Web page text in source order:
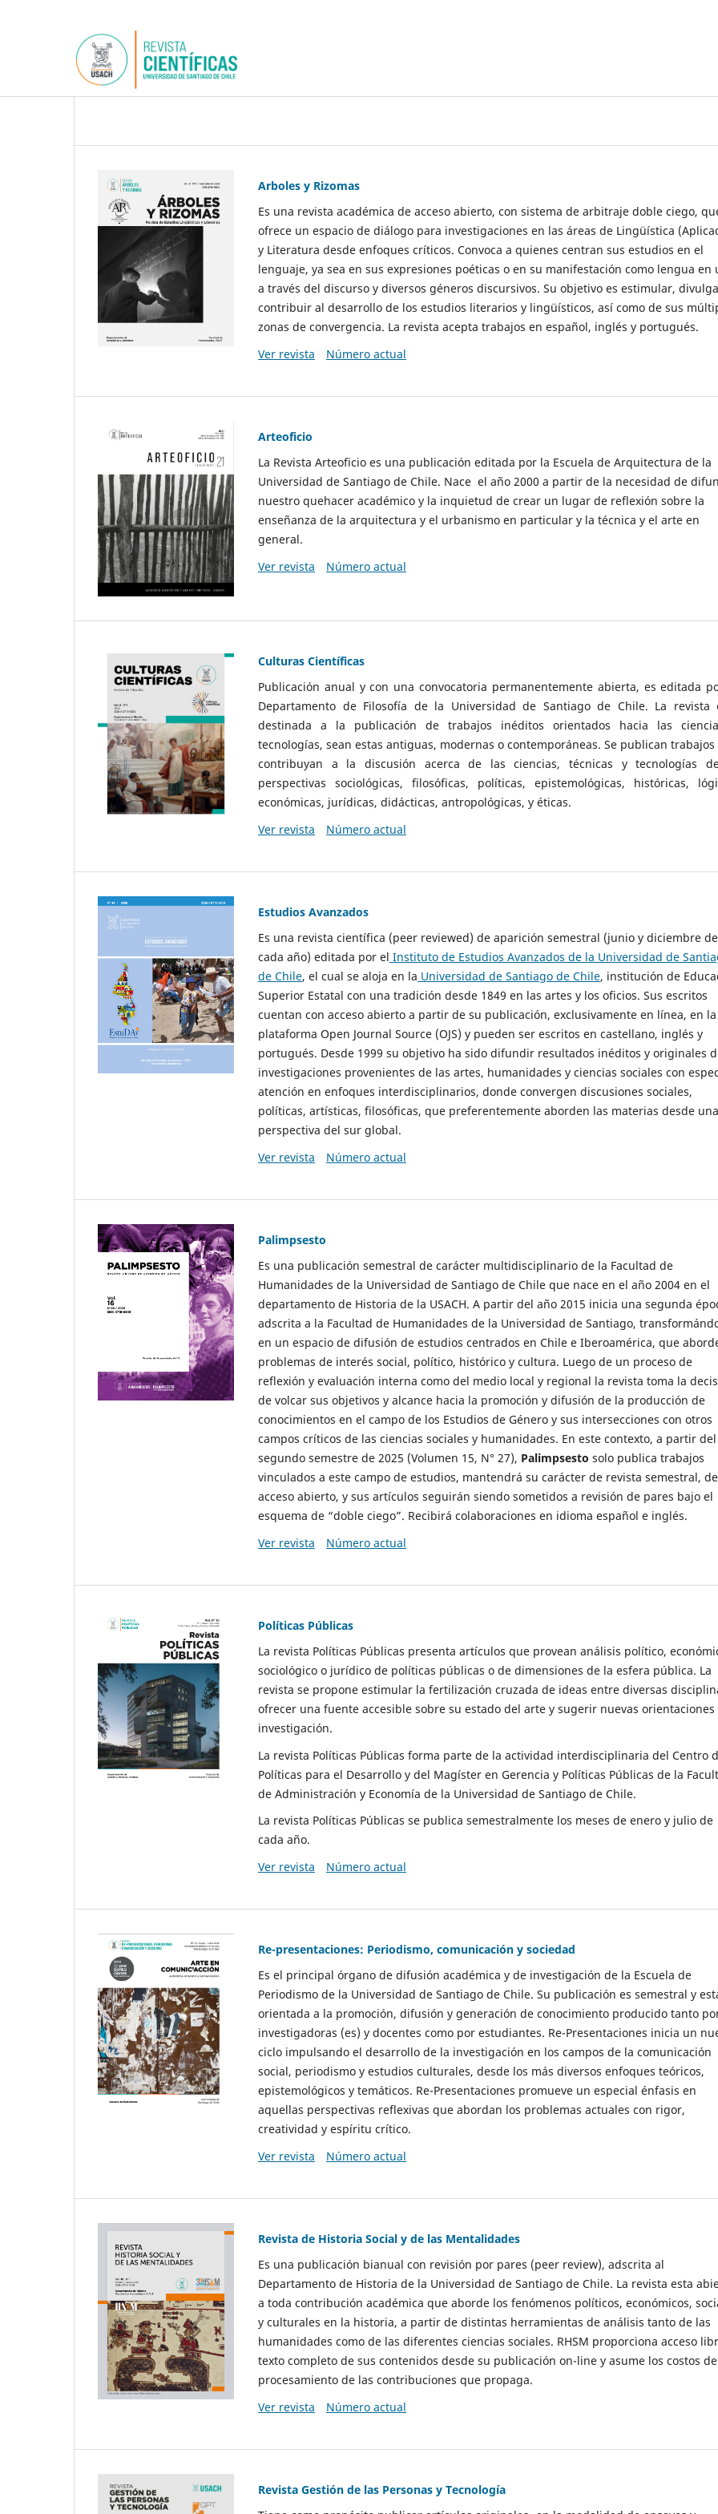
Arboles y Rizomas
Es una revista académica de acceso abierto, con sistema de arbitraje doble ciego,
ofrece un espacio de diálogo para investigaciones en las áreas de Lingüística
y Literatura desde enfoques críticos. Convoca a quienes centran sus estudios en el
lenguaje, ya sea en sus expresiones poéticas o en su manifestación como lengua en
a través del discurso y diversos géneros discursivos. Su objetivo es estimular,
contribuir al desarrollo de los estudios literarios y lingüísticos, así como de sus
zonas de convergencia. La revista acepta trabajos en español, inglés y portugués.
Ver revista
Número actual
Arteoficio
La Revista Arteoficio es una publicación editada por la Escuela de Arquitectura de la
Universidad de Santiago de Chile. Nace el año 2000 a partir de la necesidad de
nuestro quehacer académico y la inquietud de crear un lugar de reflexión sobre la
enseñanza de la arquitectura y el urbanismo en particular y la técnica y el arte en
general.
Ver revista
Número actual
Culturas Científicas
Publicación anual y con una convocatoria permanentemente abierta, es editada
Departamento de Filosofía de la Universidad de Santiago de Chile. La revista
destinada a la publicación de trabajos inéditos orientados hacia las
tecnologías, sean estas antiguas, modernas o contemporáneas. Se publican
contribuyan a la discusión acerca de las ciencias, técnicas y tecnologías
perspectivas sociológicas, filosóficas, políticas, epistemológicas, históricas,
económicas, jurídicas, didácticas, antropológicas, y éticas.
Ver revista
Número actual
Estudios Avanzados
Es una revista científica (peer reviewed) de aparición semestral (junio y diciembre de
cada año) editada por el Instituto de Estudios Avanzados de la Universidad de
de Chile, el cual se aloja en la Universidad de Santiago de Chile, institución de
Superior Estatal con una tradición desde 1849 en las artes y los oficios. Sus escritos
cuentan con acceso abierto a partir de su publicación, exclusivamente en línea, en la
plataforma Open Journal Source (OJS) y pueden ser escritos en castellano, inglés y
portugués. Desde 1999 su objetivo ha sido difundir resultados inéditos y originales
investigaciones provenientes de las artes, humanidades y ciencias sociales con
atención en enfoques interdisciplinarios, donde convergen discusiones sociales,
políticas, artísticas, filosóficas, que preferentemente aborden las materias desde una
perspectiva del sur global.
Ver revista
Número actual
Palimpsesto
Es una publicación semestral de carácter multidisciplinario de la Facultad de
Humanidades de la Universidad de Santiago de Chile que nace en el año 2004 en el
departamento de Historia de la USACH. A partir del año 2015 inicia una segunda
adscrita a la Facultad de Humanidades de la Universidad de Santiago,
en un espacio de difusión de estudios centrados en Chile e Iberoamérica, que
problemas de interés social, político, histórico y cultura. Luego de un proceso de
reflexión y evaluación interna como del medio local y regional la revista toma la
de volcar sus objetivos y alcance hacia la promoción y difusión de la producción de
conocimientos en el campo de los Estudios de Género y sus intersecciones con otros
campos críticos de las ciencias sociales y humanidades. En este contexto, a partir del
segundo semestre de 2025 (Volumen 15, N° 27), Palimpsesto solo publica trabajos
vinculados a este campo de estudios, mantendrá su carácter de revista semestral, de
acceso abierto, y sus artículos seguirán siendo sometidos a revisión de pares bajo el
esquema de “doble ciego”. Recibirá colaboraciones en idioma español e inglés.
Ver revista
Número actual
Políticas Públicas
La revista Políticas Públicas presenta artículos que provean análisis político,
sociológico o jurídico de políticas públicas o de dimensiones de la esfera pública. La
revista se propone estimular la fertilización cruzada de ideas entre diversas
ofrecer una fuente accesible sobre su estado del arte y sugerir nuevas orientaciones
investigación.
La revista Políticas Públicas forma parte de la actividad interdisciplinaria del Centro
Políticas para el Desarrollo y del Magíster en Gerencia y Políticas Públicas de la
de Administración y Economía de la Universidad de Santiago de Chile.
La revista Políticas Públicas se publica semestralmente los meses de enero y julio de
cada año.
Ver revista
Número actual
Re-presentaciones: Periodismo, comunicación y sociedad
Es el principal órgano de difusión académica y de investigación de la Escuela de
Periodismo de la Universidad de Santiago de Chile. Su publicación es semestral y
orientada a la promoción, difusión y generación de conocimiento producido tanto
investigadoras (es) y docentes como por estudiantes. Re-Presentaciones inicia un
ciclo impulsando el desarrollo de la investigación en los campos de la comunicación
social, periodismo y estudios culturales, desde los más diversos enfoques teóricos,
epistemológicos y temáticos. Re-Presentaciones promueve un especial énfasis en
aquellas perspectivas reflexivas que abordan los problemas actuales con rigor,
creatividad y espíritu crítico.
Ver revista
Número actual
Revista de Historia Social y de las Mentalidades
Es una publicación bianual con revisión por pares (peer review), adscrita al
Departamento de Historia de la Universidad de Santiago de Chile. La revista esta
a toda contribución académica que aborde los fenómenos políticos, económicos,
y culturales en la historia, a partir de distintas herramientas de análisis tanto de las
humanidades como de las diferentes ciencias sociales. RHSM proporciona acceso
texto completo de sus contenidos desde su publicación on-line y asume los costos de
procesamiento de las contribuciones que propaga.
Ver revista
Número actual
Revista Gestión de las Personas y Tecnología